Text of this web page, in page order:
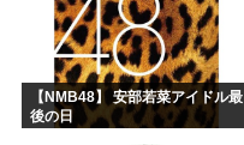
【NMB48】 安部若菜アイドル最
後の日